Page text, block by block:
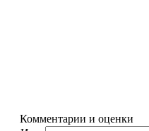
Комментарии и оценки